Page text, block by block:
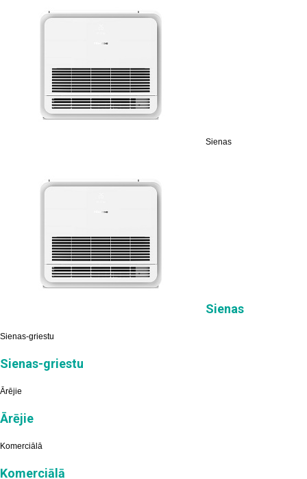
Sienas
Sienas
Sienas-griestu
Sienas-griestu
Ārējie
Ārējie
Komerciālā
Komerciālā